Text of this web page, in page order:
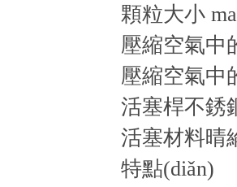
顆粒大小
壓縮空氣中
壓縮空氣中
活塞桿不銹
活塞材料晴
特點(diǎn)